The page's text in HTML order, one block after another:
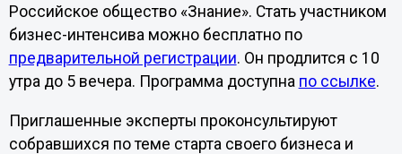
Российское общество «Знание». Стать участником
бизнес-интенсива можно бесплатно по
предварительной регистрации. Он продлится с 10
утра до 5 вечера. Программа доступна по ссылке.
Приглашенные эксперты проконсультируют
собравшихся по теме старта своего бизнеса и